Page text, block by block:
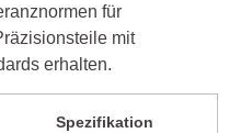
für
mit
erhalten.
Spezifikation